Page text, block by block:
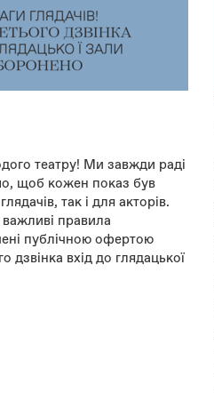
театру! Ми завжди раді
щоб кожен показ був
так і для акторів.
правила
публічною офертою
дзвінка вхід до глядацької